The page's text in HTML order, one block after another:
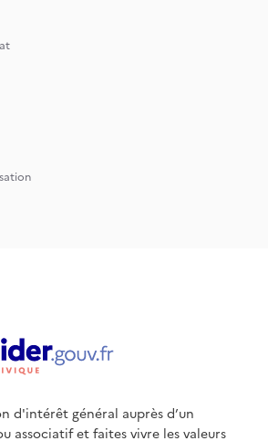
d'intérêt général auprès d’un
associatif et faites vivre les valeurs